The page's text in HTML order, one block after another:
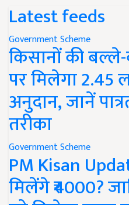
Latest feeds
Government Scheme
किसानों की
पर मिलेगा 2.45
अनुदान, जानें
तरीका
Government Scheme
PM Kisan
मिलेंगे ₹4000?